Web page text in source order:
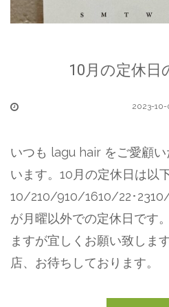
10月の定休日
2023-10-
いつも lagu hair をご愛顧
います。10月の定休日は以
10/210/910/1610/22･2310/
が月曜以外での定休日です
ますが宜しくお願い致しま
店、お待ちしております。